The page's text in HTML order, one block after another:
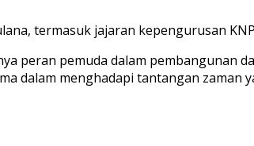
termasuk jajaran kepengurusan
peran pemuda dalam pembangunan
dalam menghadapi tantangan zaman